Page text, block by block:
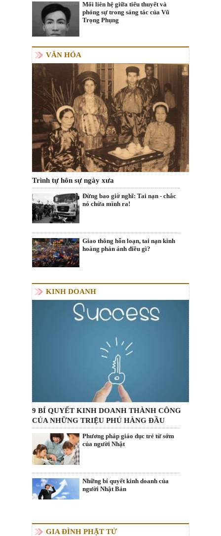
Mối liên hệ giữa tiểu thuyết và
phóng sự trong sáng tác của Vũ
Trọng Phụng
VĂN HÓA
Trình tự hôn sự ngày xưa
Đừng bao giờ nghĩ: Tai nạn - chắc
nó chừa mình ra!
Giao thông hỗn loạn, tai nạn kinh
hoàng phản ánh điều gì?
KINH DOANH
9 BÍ QUYẾT KINH DOANH THÀNH CÔNG
CỦA NHỮNG TRIỆU PHÚ HÀNG ĐẦU
Phương pháp giáo dục trẻ từ sớm
của người Nhật
Những bí quyết kinh doanh của
người Nhật Bản
GIA ĐÌNH PHẬT TỬ